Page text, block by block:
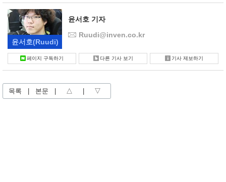
윤서호(Ruudi)
윤서호 기자
Ruudi@inven.co.kr
페이지 구독하기 다른 기사 보기 기사 제보하기
목록 본문 △ ▽